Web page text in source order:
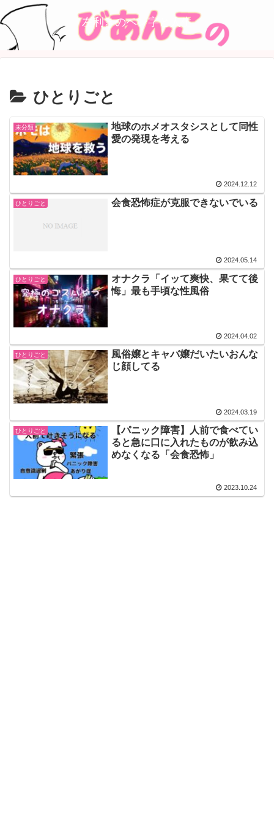
左利きのペン字と人生
ひとりごと
未分類
地球のホメオスタシスとして同性
愛の発現を考える
2024.12.12
ひとりごと 会食恐怖症が克服できないでいる
2024.05.14
ひとりごと
オナクラ「イッて爽快、果てて後
悔」最も手頃な性風俗
2024.04.02
ひとりごと
風俗嬢とキャバ嬢だいたいおんな
じ顔してる
2024.03.19
ひとりごと
【パニック障害】人前で食べてい
ると急に口に入れたものが飲み込
めなくなる「会食恐怖」
2023.10.24